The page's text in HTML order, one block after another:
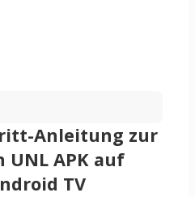
Anleitung zur
APK auf
TV